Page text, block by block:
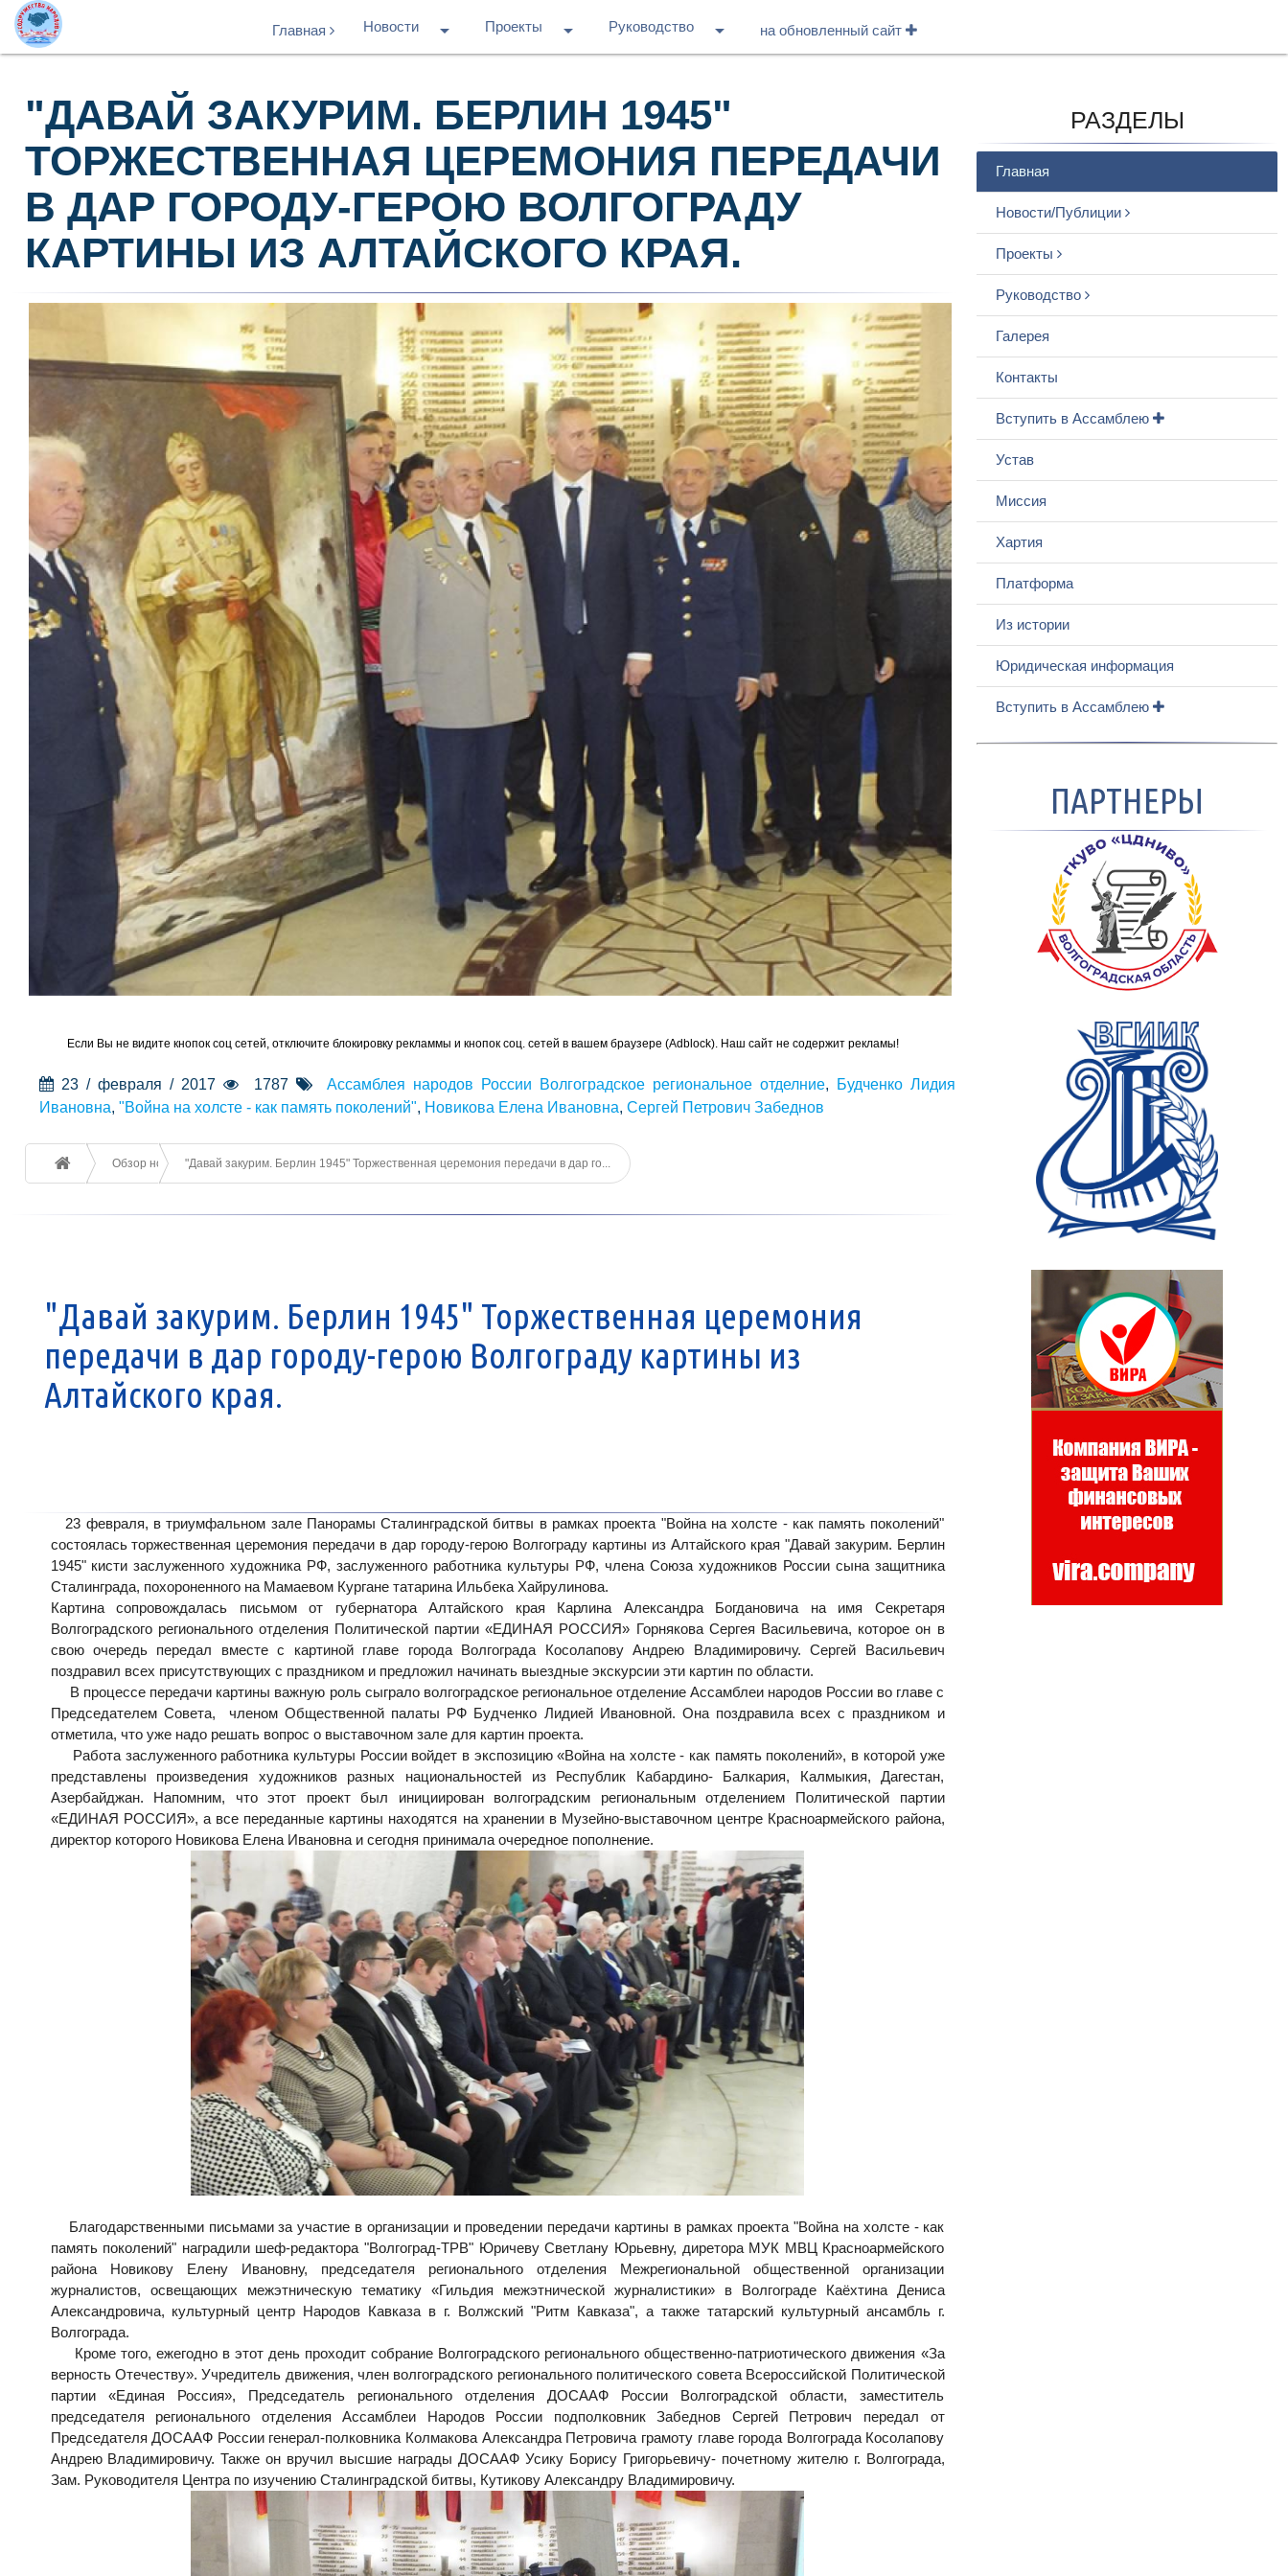
Главная Новости arrow_drop_down Проекты arrow_drop_down Руководство arrow_drop_down на обновленный сайт
"ДАВАЙ ЗАКУРИМ. БЕРЛИН 1945"
ТОРЖЕСТВЕННАЯ ЦЕРЕМОНИЯ ПЕРЕДАЧИ
В ДАР ГОРОДУ-ГЕРОЮ ВОЛГОГРАДУ
КАРТИНЫ ИЗ АЛТАЙСКОГО КРАЯ.
Если Вы не видите кнопок соц сетей, отключите блокировку рекламмы и кнопок соц. сетей в вашем браузере (Adblock). Наш сайт не содержит рекламы!
23 / февраля / 2017 1787 Ассамблея народов России Волгоградское региональное отделние,
Будченко Лидия
Ивановна,"Война на холсте - как память поколений", Новикова Елена Ивановна,Сергей Петрович Забеднов
Обзор новостей"Давай закурим. Берлин 1945" Торжественная церемония передачи в дар го...
"Давай закурим. Берлин 1945" Торжественная церемония
передачи в дар городу-герою Волгограду картины из
Алтайского края.
23 февраля, в триумфальном зале Панорамы Сталинградской битвы в рамках проекта "Война на холсте - как память поколений"
состоялась торжественная церемония передачи в дар городу-герою Волгограду картины из Алтайского края "Давай закурим. Берлин
1945" кисти заслуженного художника РФ, заслуженного работника культуры РФ, члена Союза художников России сына защитника
Сталинграда, похороненного на Мамаевом Кургане татарина Ильбека Хайрулинова.
Картина сопровождалась письмом от губернатора Алтайского края Карлина Александра Богдановича на имя Секретаря
Волгоградского регионального отделения Политической партии «ЕДИНАЯ РОССИЯ» Горнякова Сергея Васильевича, которое он в
свою очередь передал вместе с картиной главе города Волгограда Косолапову Андрею Владимировичу. Сергей Васильевич
поздравил всех присутствующих с праздником и предложил начинать выездные экскурсии эти картин по области.
В процессе передачи картины важную роль сыграло волгоградское региональное отделение Ассамблеи народов России во главе с
Председателем Совета, членом Общественной палаты РФ Будченко Лидией Ивановной. Она поздравила всех с праздником и
отметила, что уже надо решать вопрос о выставочном зале для картин проекта.
Работа заслуженного работника культуры России войдет в экспозицию «Война на холсте - как память поколений», в которой уже
представлены произведения художников разных национальностей из Республик Кабардино- Балкария, Калмыкия, Дагестан,
Азербайджан. Напомним, что этот проект был инициирован волгоградским региональным отделением Политической партии
«ЕДИНАЯ РОССИЯ», а все переданные картины находятся на хранении в Музейно-выставочном центре Красноармейского района,
директор которого Новикова Елена Ивановна и сегодня принимала очередное пополнение.
Благодарственными письмами за участие в организации и проведении передачи картины в рамках проекта "Война на холсте - как
память поколений" наградили шеф-редактора "Волгоград-ТРВ" Юричеву Светлану Юрьевну, диретора МУК МВЦ Красноармейского
района Новикову Елену Ивановну, председателя регионального отделения Межрегиональной общественной организации
журналистов, освещающих межэтническую тематику «Гильдия межэтнической журналистики» в Волгограде Каёхтина Дениса
Александровича, культурный центр Народов Кавказа в г. Волжский "Ритм Кавказа", а также татарский культурный ансамбль г.
Волгограда.
Кроме того, ежегодно в этот день проходит собрание Волгоградского регионального общественно-патриотического движения «За
верность Отечеству». Учредитель движения, член волгоградского регионального политического совета Всероссийской Политической
партии «Единая Россия», Председатель регионального отделения ДОСААФ России Волгоградской области, заместитель
председателя регионального отделения Ассамблеи Народов России подполковник Забеднов Сергей Петрович передал от
Председателя ДОСААФ России генерал-полковника Колмакова Александра Петровича грамоту главе города Волгограда Косолапову
Андрею Владимировичу. Также он вручил высшие награды ДОСААФ Усику Борису Григорьевичу- почетному жителю г. Волгограда,
Зам. Руководителя Центра по изучению Сталинградской битвы, Кутикову Александру Владимировичу.
РАЗДЕЛЫ
Главная
Новости/Публиции
Проекты
Руководство
Галерея
Контакты
Вступить в Ассамблею
Устав
Миссия
Хартия
Платформа
Из истории
Юридическая информация
Вступить в Ассамблею
ПАРТНЕРЫ